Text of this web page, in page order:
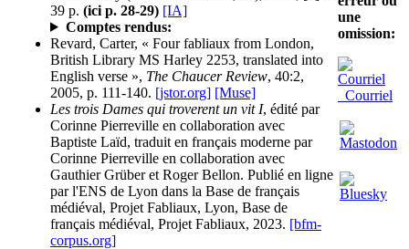
39 p. (ici p. 28-29) [IA]
Comptes rendus:
Revard, Carter, « Four fabliaux from London,
British Library MS Harley 2253, translated into
English verse », The Chaucer Review, 40:2,
2005, p. 111-140. [jstor.org] [Muse]
Les trois Dames qui troverent un vit I, édité par
Corinne Pierreville en collaboration avec
Baptiste Laïd, traduit en français moderne par
Corinne Pierreville en collaboration avec
Gauthier Grüber et Roger Bellon. Publié en ligne
par l'ENS de Lyon dans la Base de français
médiéval, Projet Fabliaux, Lyon, Base de
français médiéval, Projet Fabliaux, 2023. [bfm-
corpus.org]
une
omission:
Courriel